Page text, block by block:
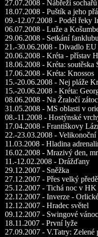
27.07.2008 - Nábřeží sochařů
18.07.2008 - Puštík a jeho
09.-12.07.2008 - Podél řeky
06.07.2008 - Luže a
29.06.2008 - Setkání
21.-30.06.2008 - Divadlo
20.06.2008 - Kréta - přístav
18.06.2008 - Kréta: soutěska
17.06.2008 - Kréta: Knossos
15.-20.06.2008 - Nej pláže
15.-20.06.2008 - Kréta:
08.06.2008 - Na Žraločí
31.05.2008 - MS oblasti v
08.-11.2008 - Hostýnské
17.04.2008 - Františkovy
22.-23.03.2008 -
11.03.2008 - Hladina
16.02.2008 - Mrazivý den,
11.-12.02.2008 - Drážďany
29.12.2007 - Sněžka
27.12.2007 - Přes velký
25.12.2007 - Tichá noc v HK
22.12.2007 - Inverze -
12.12.2007 - Hradec světel
09.12.2007 - Swingové
18.11.2007 - První lyže
27.09.2007 - V.Tatry: Zelené